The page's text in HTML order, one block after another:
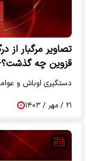
تصاویر مرگبار از
قزوین چه
دستگیری اوباش و
۲۱ / مهر / ۱۴۰۳